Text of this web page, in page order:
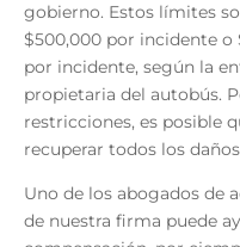
gobierno. Estos límites
$500,000 por incidente o
por incidente, según la
propietaria del autobús.
restricciones, es posible
recuperar todos los
Uno de los abogados de
de nuestra firma puede